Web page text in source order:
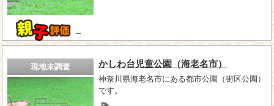
－
現地未調査 かしわ台児童公園（海老名市）
神奈川県海老名市にある都市公園（街区公園）
です。